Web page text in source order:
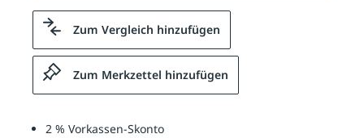
Zum Vergleich hinzufügen
Zum Merkzettel hinzufügen
2 % Vorkassen-Skonto